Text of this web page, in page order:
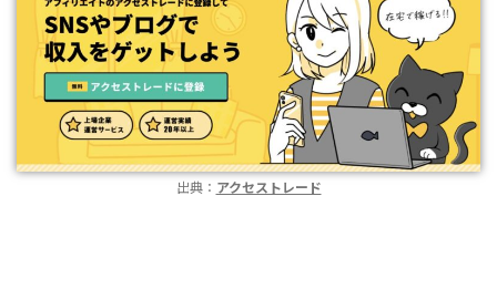
出典： アクセストレード